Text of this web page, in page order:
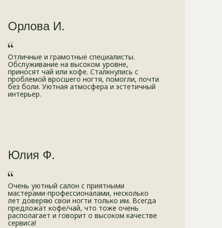
Орлова И.
Отличные и грамотные специалисты.
Обслуживание на высоком уровне,
приносят чай или кофе. Сталкнулись с
проблемой вросшего ногтя, помогли, почти
без боли. Уютная атмосфера и эстетичный
интерьер.
Юлия Ф.
Очень уютный салон с приятными
мастерами-профессионалами, несколько
лет доверяю свои ногти только им. Всегда
предложат кофе/чай, что тоже очень
располагает и говорит о высоком качестве
сервиса!